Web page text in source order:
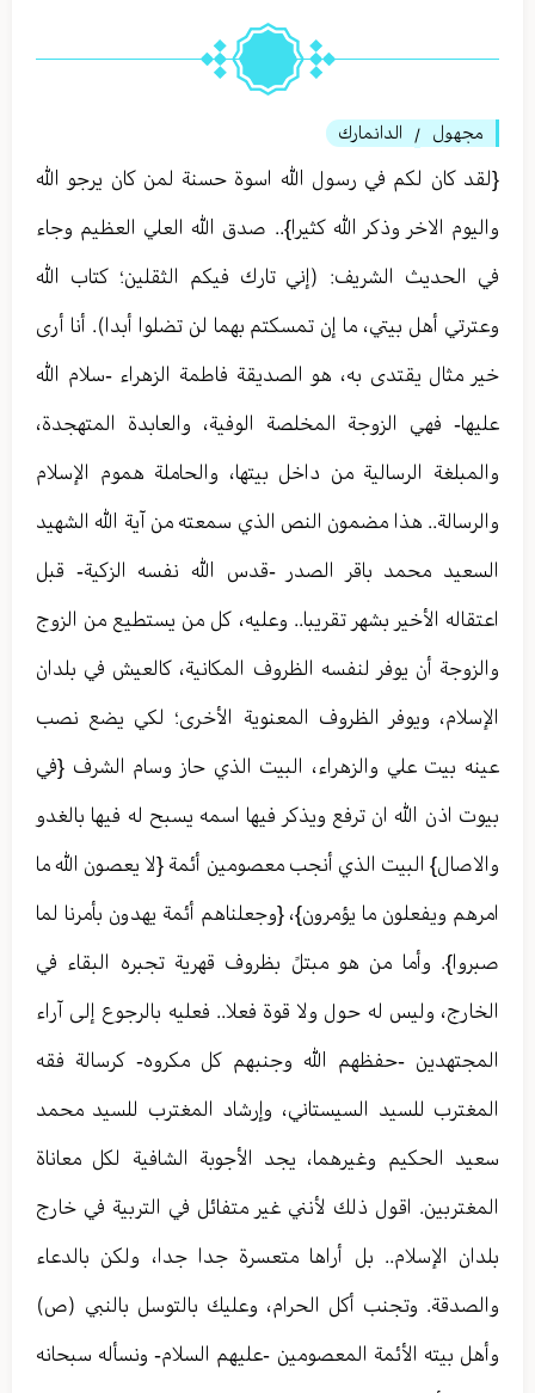
مجهول / الدانمارك
{لقد كان لكم في رسول الله اسوة حسنة لمن كان يرجو الله
واليوم الاخر وذكر الله كثيرا}.. صدق الله العلي العظيم وجاء
في الحديث الشريف: (إني تارك فيكم الثقلين؛ كتاب الله
وعترتي أهل بيتي، ما إن تمسكتم بهما لن تضلوا أبدا). أنا أرى
خير مثال يقتدى به، هو الصديقة فاطمة الزهراء -سلام الله
عليها- فهي الزوجة المخلصة الوفية، والعابدة المتهجدة،
والمبلغة الرسالية من داخل بيتها، والحاملة هموم الإسلام
والرسالة.. هذا مضمون النص الذي سمعته من آية الله الشهيد
السعيد محمد باقر الصدر -قدس الله نفسه الزكية- قبل
اعتقاله الأخير بشهر تقريبا.. وعليه، كل من يستطيع من الزوج
والزوجة أن يوفر لنفسه الظروف المكانية، كالعيش في بلدان
الإسلام، ويوفر الظروف المعنوية الأخرى؛ لكي يضع نصب
عينه بيت علي والزهراء، البيت الذي حاز وسام الشرف {في
بيوت اذن الله ان ترفع ويذكر فيها اسمه يسبح له فيها بالغدو
والاصال} البيت الذي أنجب معصومين أئمة {لا يعصون الله ما
امرهم ويفعلون ما يؤمرون}، {وجعلناهم أئمة يهدون بأمرنا لما
صبروا}. وأما من هو مبتلً بظروف قهرية تجبره البقاء في
الخارج، وليس له حول ولا قوة فعلا.. فعليه بالرجوع إلى آراء
المجتهدين -حفظهم الله وجنبهم كل مكروه- كرسالة فقه
المغترب للسيد السيستاني، وإرشاد المغترب للسيد محمد
سعيد الحكيم وغيرهما، يجد الأجوبة الشافية لكل معاناة
المغتربين. اقول ذلك لأنني غير متفائل في التربية في خارج
بلدان الإسلام.. بل أراها متعسرة جدا جدا، ولكن بالدعاء
والصدقة. وتجنب أكل الحرام، وعليك بالتوسل بالنبي (ص)
وأهل بيته الأئمة المعصومين -عليهم السلام- ونسأله سبحانه